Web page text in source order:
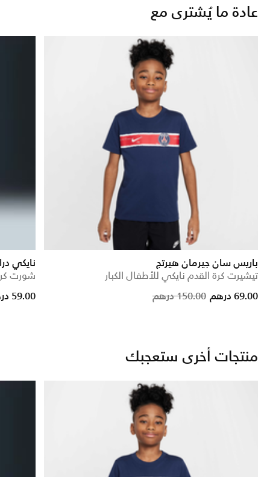
عادة ما يُشترى مع
باريس سان جيرمان هيرتج
تيشيرت كرة القدم نايكي للأطفال الكبار
Price reduced from
150.00 درهم
to 69.00 درهم
نايكي
شورت
reduced from
to59.00 درهم
منتجات أخرى ستعجبك